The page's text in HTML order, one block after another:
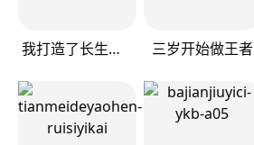
我打造了长生俱乐部 三岁开始做王者